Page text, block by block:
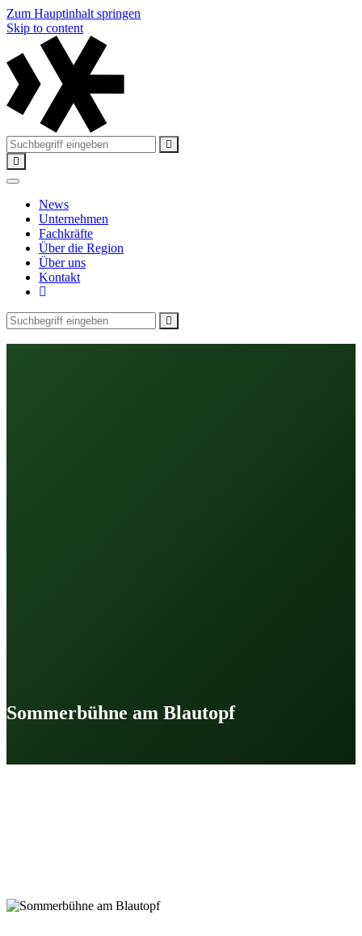
Zum Hauptinhalt springen
Skip to content
News
Unternehmen
Fachkräfte
Über die Region
Über uns
Kontakt
Sommerbühne am Blautopf